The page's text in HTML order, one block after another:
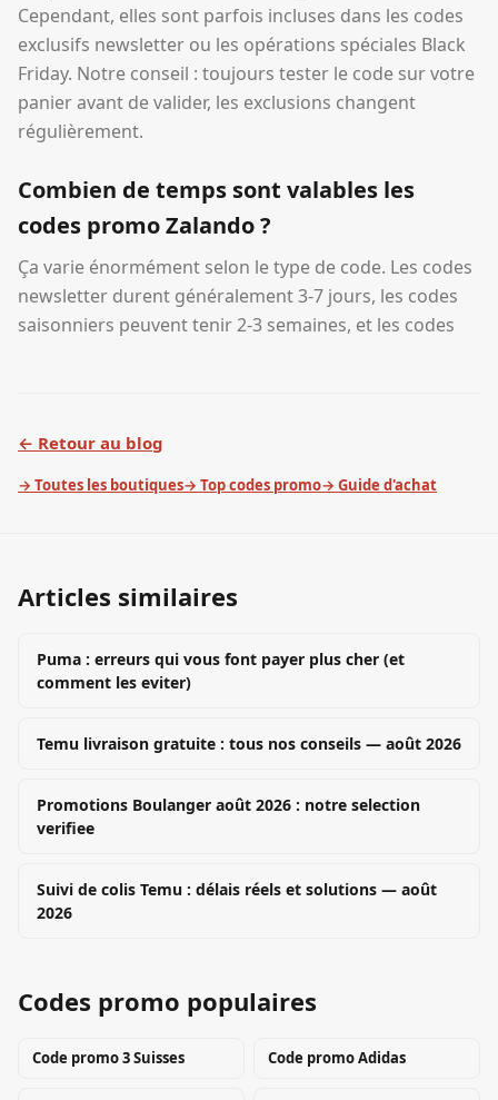
Cependant, elles sont parfois incluses dans les codes
exclusifs newsletter ou les opérations spéciales Black
Friday. Notre conseil : toujours tester le code sur votre
panier avant de valider, les exclusions changent
régulièrement.
Combien de temps sont valables les
codes promo Zalando ?
Ça varie énormément selon le type de code. Les codes
newsletter durent généralement 3-7 jours, les codes
saisonniers peuvent tenir 2-3 semaines, et les codes
← Retour au blog
→ Toutes les boutiques→ Top codes promo→ Guide d'achat
Articles similaires
Puma : erreurs qui vous font payer plus cher (et
comment les eviter)
Temu livraison gratuite : tous nos conseils — août 2026
Promotions Boulanger août 2026 : notre selection
verifiee
Suivi de colis Temu : délais réels et solutions — août
2026
Codes promo populaires
Code promo3 Suisses Code promoAdidas